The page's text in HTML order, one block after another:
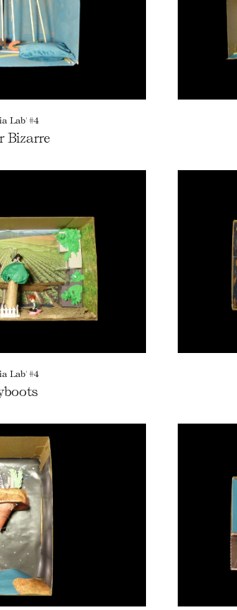
Lab' #4
Bizarre
Lab' #4